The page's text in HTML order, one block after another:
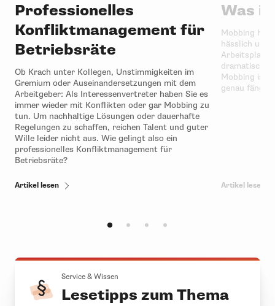
Professionelles
Konfliktmanagement für
Betriebsräte
Ob Krach unter Kollegen, Unstimmigkeiten im
Gremium oder Auseinandersetzungen mit dem
Arbeitgeber: Als Interessenvertreter haben Sie es
immer wieder mit Konflikten oder gar Mobbing zu
tun. Um nachhaltige Lösungen oder dauerhafte
Regelungen zu schaffen, reichen Talent und guter
Wille leider nicht aus. Wie gelingt also ein
professionelles Konfliktmanagement für
Betriebsräte?
Artikel lesen
Was
Mobbing hat
hässlich und
Arbeitsplatz.
dramatisch.
Mobbing ist,
genau fängt
Artikel lesen
Service & Wissen
Lesetipps zum Thema